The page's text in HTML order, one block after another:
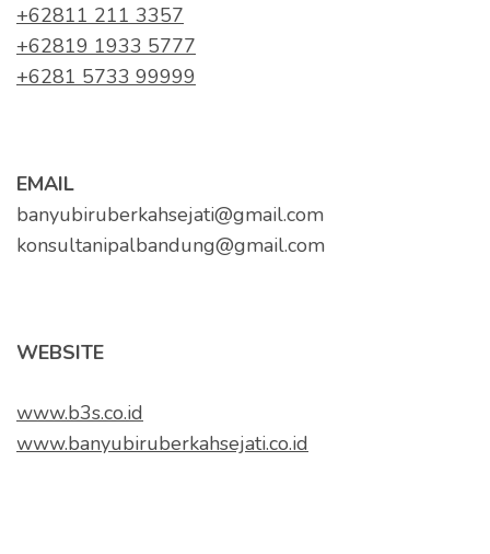
+62811 211 3357
+62819 1933 5777
+6281 5733 99999
EMAIL
banyubiruberkahsejati@gmail.com
konsultanipalbandung@gmail.com
WEBSITE
www.b3s.co.id
www.banyubiruberkahsejati.co.id